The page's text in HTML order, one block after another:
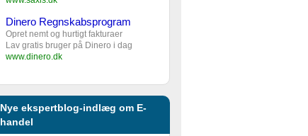
Dinero Regnskabsprogram
Opret nemt og hurtigt fakturaer
Lav gratis bruger på Dinero i dag
www.dinero.dk
Nye ekspertblog-indlæg om E-
handel